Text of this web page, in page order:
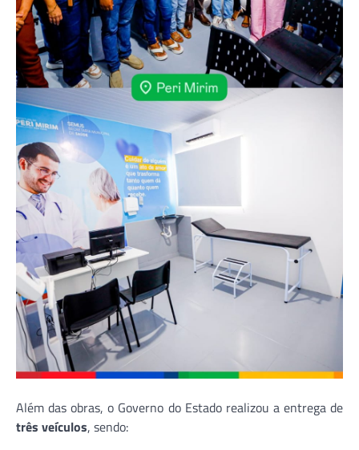
Além das obras, o Governo do Estado realizou a entrega de
três veículos, sendo: